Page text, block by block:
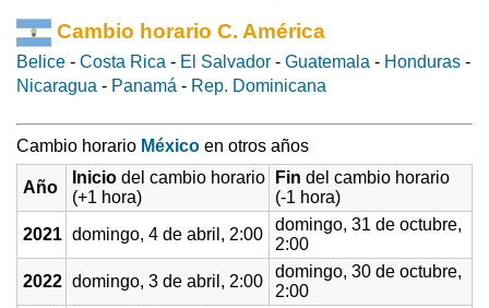
Cambio horario C. América
Belice - Costa Rica - El Salvador - Guatemala - Honduras -
Nicaragua - Panamá - Rep. Dominicana
Cambio horario México en otros años
Año
Inicio del cambio horario
(+1 hora)
Fin del cambio horario
(-1 hora)
2021 domingo, 4 de abril, 2:00
domingo, 31 de octubre,
2:00
2022 domingo, 3 de abril, 2:00
domingo, 30 de octubre,
2:00